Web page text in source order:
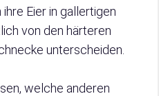
Eier in gallertigen
von den härteren
unterscheiden.
welche anderen